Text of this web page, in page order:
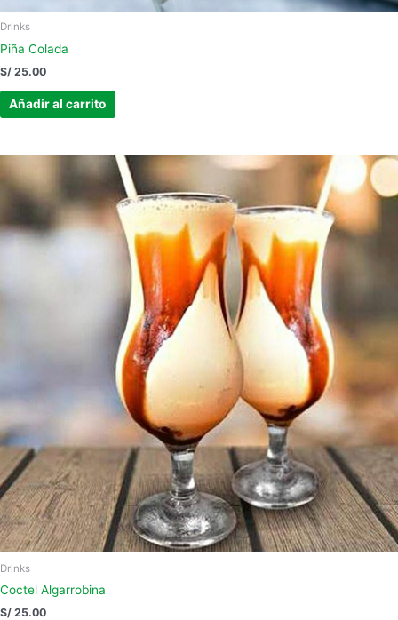
Drinks
Piña Colada
S/ 25.00
Añadir al carrito
Drinks
Coctel Algarrobina
S/ 25.00